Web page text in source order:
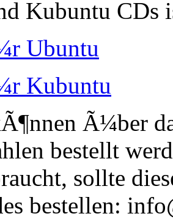
Kubuntu CDs
Ubuntu
Kubuntu
Ã¼ber
bestellt
sollte
bestellen: